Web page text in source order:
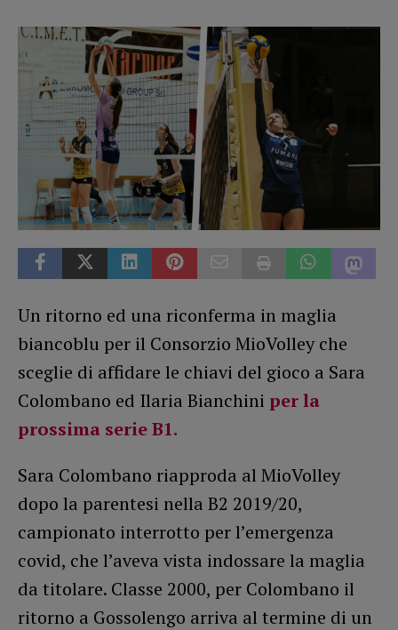
Un ritorno ed una riconferma in maglia
biancoblu per il Consorzio MioVolley che
sceglie di affidare le chiavi del gioco a Sara
Colombano ed Ilaria Bianchini per la
prossima serie B1.
Sara Colombano riapproda al MioVolley
dopo la parentesi nella B2 2019/20,
campionato interrotto per l’emergenza
covid, che l’aveva vista indossare la maglia
da titolare. Classe 2000, per Colombano il
ritorno a Gossolengo arriva al termine di un